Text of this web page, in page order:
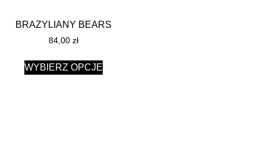
BRAZYLIANY BEARS
84,00 zł
WYBIERZ OPCJE